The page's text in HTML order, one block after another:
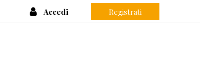
Accedi Registrati